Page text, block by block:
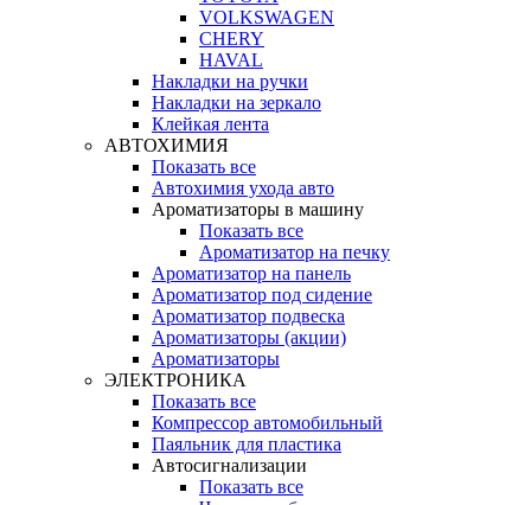
VOLKSWAGEN
CHERY
HAVAL
Накладки на ручки
Накладки на зеркало
Клейкая лента
АВТОХИМИЯ
Показать все
Автохимия ухода авто
Ароматизаторы в машину
Показать все
Ароматизатор на печку
Ароматизатор на панель
Ароматизатор под сидение
Ароматизатор подвеска
Ароматизаторы (акции)
Ароматизаторы
ЭЛЕКТРОНИКА
Показать все
Компрессор автомобильный
Паяльник для пластика
Автосигнализации
Показать все